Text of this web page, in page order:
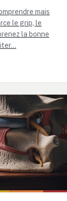
mais
le grip, le
la bonne